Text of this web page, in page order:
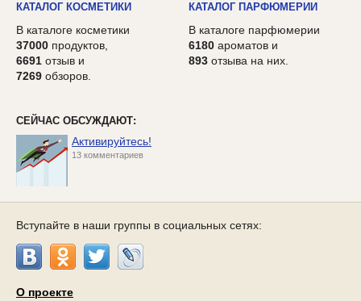
КАТАЛОГ КОСМЕТИКИ
В каталоге косметики
37000 продуктов,
6691 отзыв и
7269 обзоров.
КАТАЛОГ ПАРФЮМЕРИИ
В каталоге парфюмерии
6180 ароматов и
893 отзыва на них.
СЕЙЧАС ОБСУЖДАЮТ:
Активируйтесь!
13 комментариев
Вступайте в наши группы в социальных сетях:
О проекте